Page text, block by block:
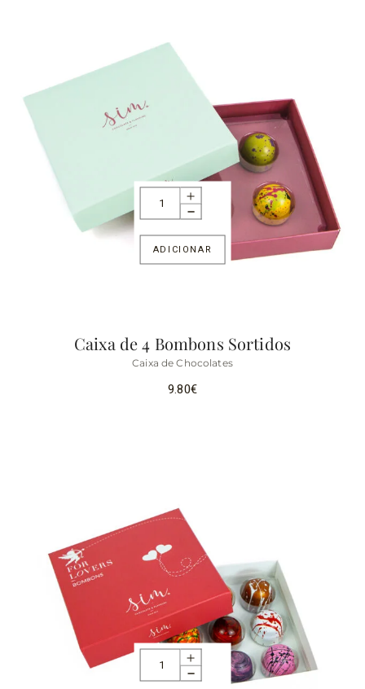
ADICIONAR
Caixa de 4 Bombons Sortidos
Caixa de Chocolates
9.80€